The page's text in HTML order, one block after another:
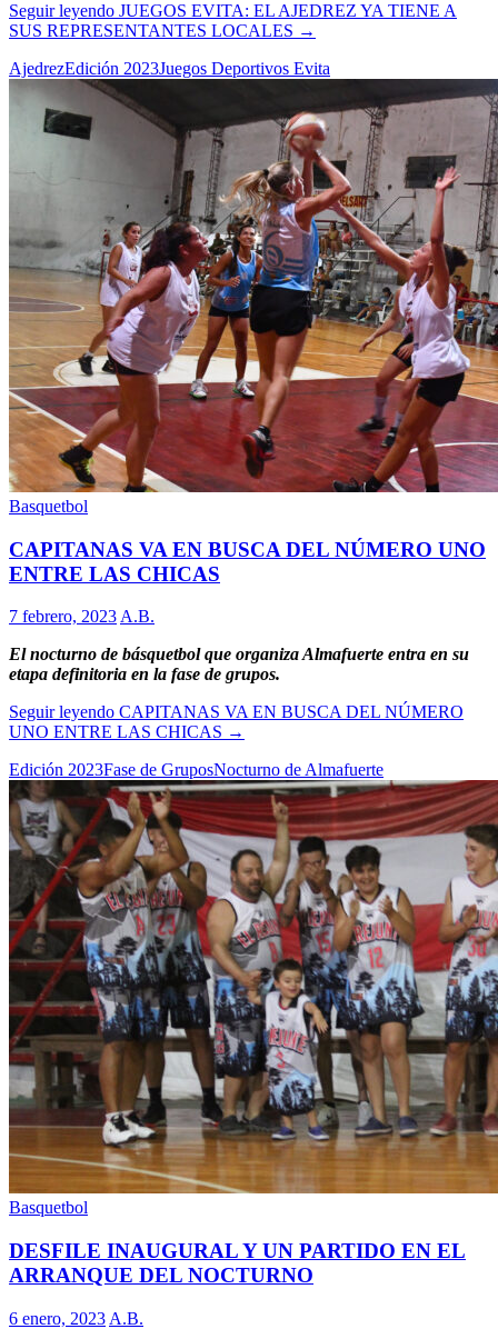
Seguir leyendo JUEGOS EVITA: EL AJEDREZ YA TIENE A
SUS REPRESENTANTES LOCALES →
AjedrezEdición 2023Juegos Deportivos Evita
Basquetbol
CAPITANAS VA EN BUSCA DEL NÚMERO UNO
ENTRE LAS CHICAS
7 febrero, 2023A.B.
El nocturno de básquetbol que organiza Almafuerte entra en su
etapa definitoria en la fase de grupos.
Seguir leyendo CAPITANAS VA EN BUSCA DEL NÚMERO
UNO ENTRE LAS CHICAS →
Edición 2023Fase de GruposNocturno de Almafuerte
Basquetbol
DESFILE INAUGURAL Y UN PARTIDO EN EL
ARRANQUE DEL NOCTURNO
6 enero, 2023 A.B.